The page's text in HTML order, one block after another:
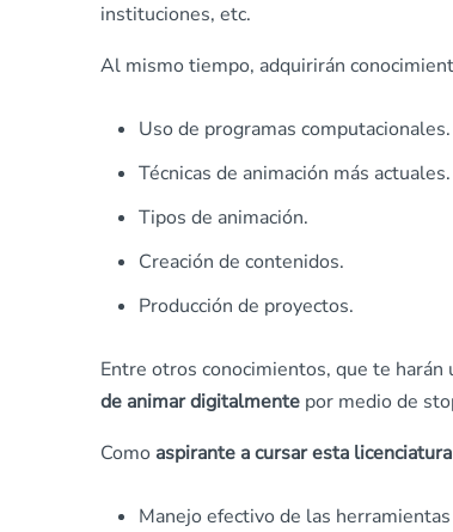
instituciones, etc.
Al mismo tiempo, adquirirán
Uso de programas computacionales.
Técnicas de animación más actuales.
Tipos de animación.
Creación de contenidos.
Producción de proyectos.
Entre otros conocimientos, que te
de animar digitalmente por medio de
Como aspirante a cursar esta licenciatura
Manejo efectivo de las